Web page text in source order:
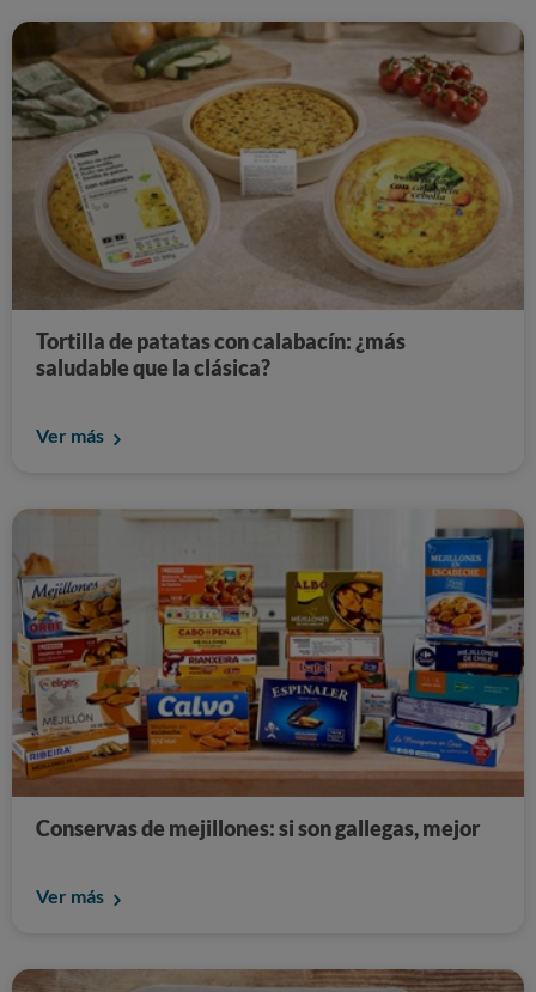
Tortilla de patatas con calabacín: ¿más
saludable que la clásica?
Ver más
Conservas de mejillones: si son gallegas, mejor
Ver más